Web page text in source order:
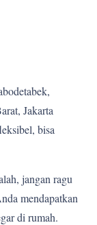
Jakarta
bisa
jangan ragu
mendapatkan
di rumah.